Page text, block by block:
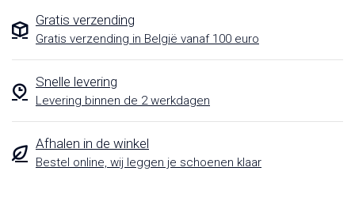
Gratis verzending
Gratis verzending in België vanaf 100 euro
Snelle levering
Levering binnen de 2 werkdagen
Afhalen in de winkel
Bestel online, wij leggen je schoenen klaar